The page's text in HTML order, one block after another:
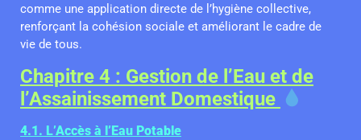
comme une application directe de l’hygiène collective,
renforçant la cohésion sociale et améliorant le cadre de
vie de tous.
Chapitre 4 : Gestion de l’Eau et de
l’Assainissement Domestique
4.1. L’Accès à l’Eau Potable